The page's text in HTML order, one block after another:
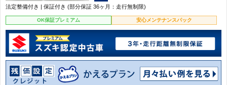
法定整備付き | 保証付き (部分保証 36ヶ月：走行無制限)
OK保証プレミアム 安心メンテナンスパック